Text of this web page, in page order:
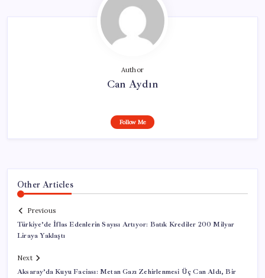
Author
Can Aydın
Follow Me
Other Articles
Previous
Türkiye’de İflas Edenlerin Sayısı Artıyor: Batık Krediler 200 Milyar
Liraya Yaklaştı
Next
Aksaray’da Kuyu Faciası: Metan Gazı Zehirlenmesi Üç Can Aldı, Bir